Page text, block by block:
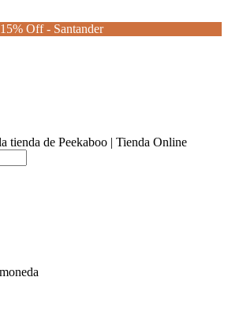
15% Off - Santander